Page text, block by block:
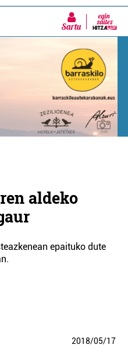
Sartu
aldeko
epaituko dute
2018/05/17